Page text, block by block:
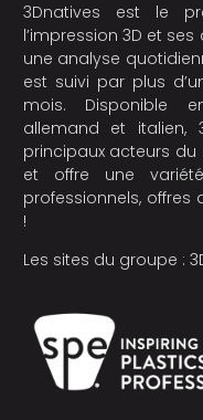
3Dnatives est le
l’impression 3D et
une analyse
est suivi par plus
mois. Disponible
allemand et italien,
principaux acteurs
et offre une
professionnels, offres
!
Les sites du groupe :